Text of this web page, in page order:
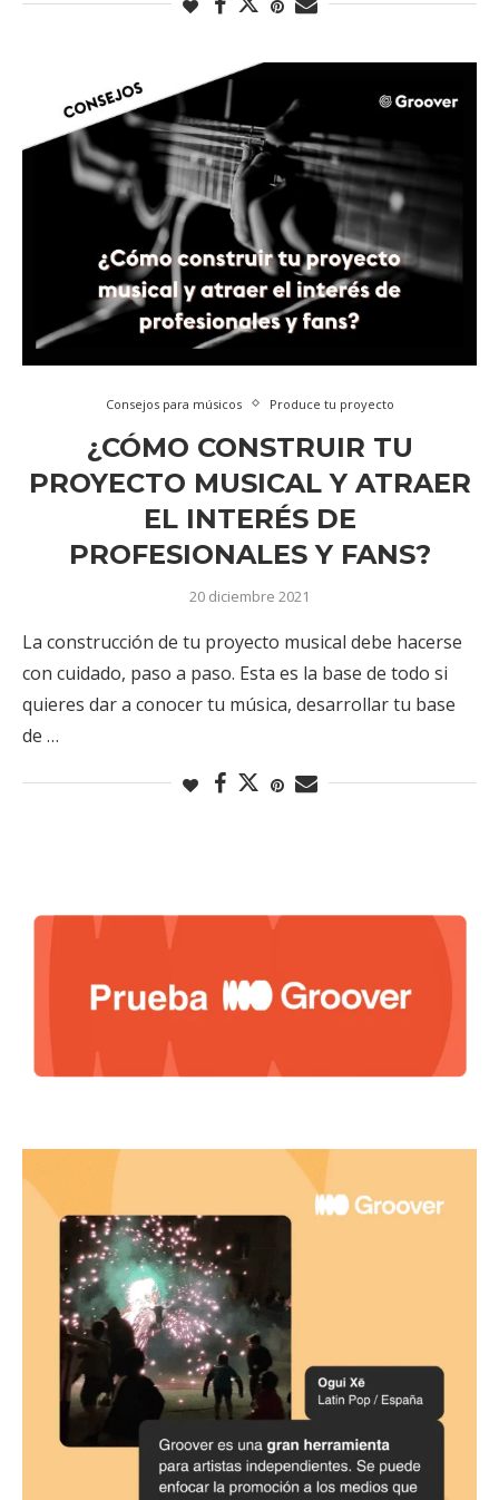
Consejos para músicos Produce tu proyecto
¿CÓMO CONSTRUIR TU
PROYECTO MUSICAL Y ATRAER
EL INTERÉS DE
PROFESIONALES Y FANS?
20 diciembre 2021
La construcción de tu proyecto musical debe hacerse
con cuidado, paso a paso. Esta es la base de todo si
quieres dar a conocer tu música, desarrollar tu base
de …